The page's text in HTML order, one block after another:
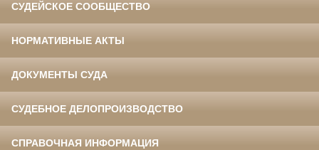
СУДЕЙСКОЕ СООБЩЕСТВО
НОРМАТИВНЫЕ АКТЫ
ДОКУМЕНТЫ СУДА
СУДЕБНОЕ ДЕЛОПРОИЗВОДСТВО
СПРАВОЧНАЯ ИНФОРМАЦИЯ